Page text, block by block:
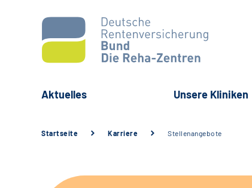
Aktuelles Unsere Kliniken
Startseite Karriere Stellenangebote